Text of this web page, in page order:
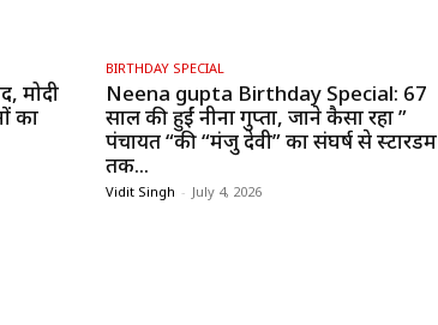
मोदी
का
BIRTHDAY SPECIAL
Neena gupta Birthday Special: 67
साल की हुईं नीना गुप्ता, जाने कैसा रहा ”
पंचायत “की “मंजु देवी” का संघर्ष से स्टारडम
तक...
Vidit Singh - July 4, 2026